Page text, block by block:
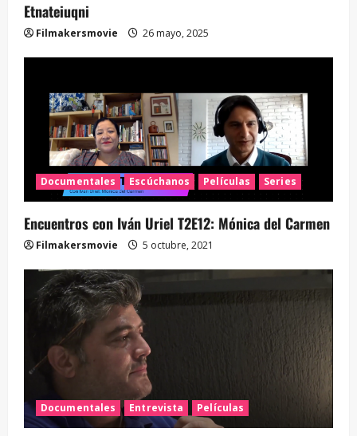
Etnateiuqni
Filmakersmovie 26 mayo, 2025
Documentales Escúchanos Películas Series
Encuentros con Iván Uriel T2E12: Mónica del Carmen
Filmakersmovie 5 octubre, 2021
Documentales Entrevista Películas